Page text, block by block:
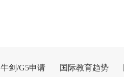
牛剑/G5申请 国际教育趋势